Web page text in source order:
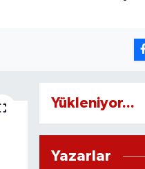
Yükleniyor...
Yazarlar